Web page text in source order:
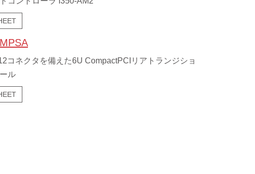
コネクタを備えた6U CompactPCIリアトランジショ
ル